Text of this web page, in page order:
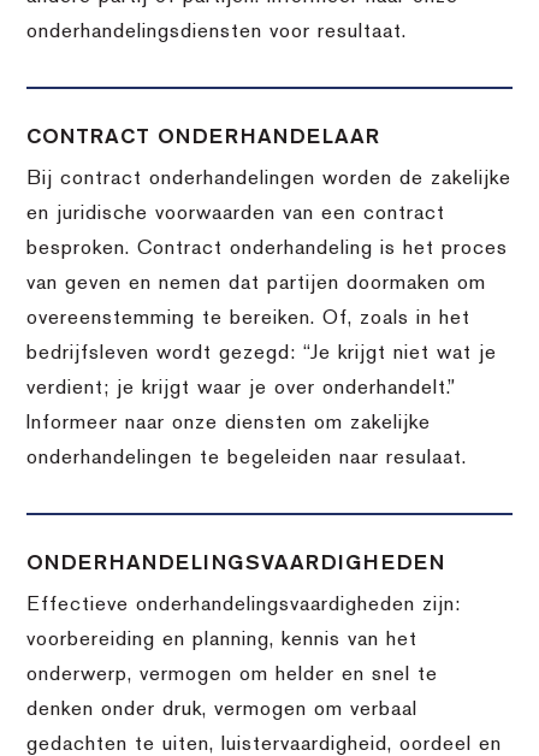
onderhandelingsdiensten voor resultaat.
CONTRACT ONDERHANDELAAR
Bij contract onderhandelingen worden de zakelijke
en juridische voorwaarden van een contract
besproken. Contract onderhandeling is het proces
van geven en nemen dat partijen doormaken om
overeenstemming te bereiken. Of, zoals in het
bedrijfsleven wordt gezegd: “Je krijgt niet wat je
verdient; je krijgt waar je over onderhandelt.”
Informeer naar onze diensten om zakelijke
onderhandelingen te begeleiden naar resulaat.
ONDERHANDELINGSVAARDIGHEDEN
Effectieve onderhandelingsvaardigheden zijn:
voorbereiding en planning, kennis van het
onderwerp, vermogen om helder en snel te
denken onder druk, vermogen om verbaal
gedachten te uiten, luistervaardigheid, oordeel en